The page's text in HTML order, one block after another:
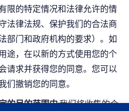
限的特定情况和法律允许的情
法律法规、保护我们的合法商
部门和政府机构的要求）。如
途，在以新的方式使用您的个
请求并获得您的同意。您可以
们撤销您的同意。
的目的范围内:我们将收集的个